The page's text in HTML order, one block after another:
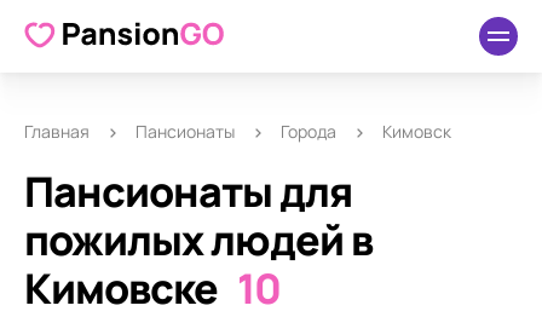
Главная Пансионаты Города Кимовск
Пансионаты для
пожилых людей в
Кимовске 10